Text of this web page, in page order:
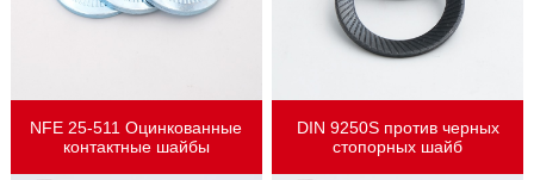
NFE 25-511 Оцинкованные
контактные шайбы
DIN 9250S против черных
стопорных шайб